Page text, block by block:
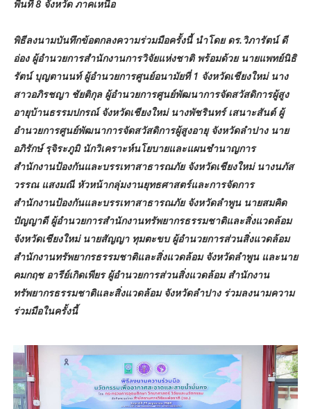
พื้นที่ 8 จังหวัด ภาคเหนือ
พิธีลงนามบันทึกข้อตกลงความร่วมมือครั้งนี้ นำโดย ดร.วิภารัตน์ ดี
อ่อง ผู้อำนวยการสำนักงานการวิจัยแห่งชาติ พร้อมด้วย นายแพทย์นิธิ
รัตน์ บุญตานนท์ ผู้อำนวยการศูนย์อนามัยที่ 1 จังหวัดเชียงใหม่ นาง
สาวอภิรชญา ชัยติกุล ผู้อำนวยการศูนย์พัฒนาการจัดสวัสดิการผู้สูง
อายุบ้านธรรมปกรณ์ จังหวัดเชียงใหม่ นางพัชรินทร์ เสนาะสันต์ ผู้
อำนวยการศูนย์พัฒนาการจัดสวัสดิการผู้สูงอายุ จังหวัดลำปาง นาย
อภิรักษ์ รุจิระภูมิ นักวิเคราะห์นโยบายและแผนชำนาญการ
สำนักงานป้องกันและบรรเทาสาธารณภัย จังหวัดเชียงใหม่ นางนภัส
วรรณ แสงมณี หัวหน้ากลุ่มงานยุทธศาสตร์และการจัดการ
สำนักงานป้องกันและบรรเทาสาธารณภัย จังหวัดลำพูน นายสมคิด
ปัญญาดี ผู้อำนวยการสำนักงานทรัพยากรธรรมชาติและสิ่งแวดล้อม
จังหวัดเชียงใหม่ นายสัญญา ทุมตะขบ ผู้อำนวยการส่วนสิ่งแวดล้อม
สำนักงานทรัพยากรธรรมชาติและสิ่งแวดล้อม จังหวัดลำพูน และนาย
คมกฤช อารีย์เกิดเพียร ผู้อำนวยการส่วนสิ่งแวดล้อม สำนักงาน
ทรัพยากรธรรมชาติและสิ่งแวดล้อม จังหวัดลำปาง ร่วมลงนามความ
ร่วมมือในครั้งนี้